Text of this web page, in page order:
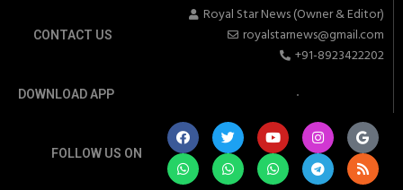
CONTACT US
Royal Star News (Owner & Editor)
royalstarnews@gmail.com
+91-8923422202
DOWNLOAD APP
FOLLOW US ON